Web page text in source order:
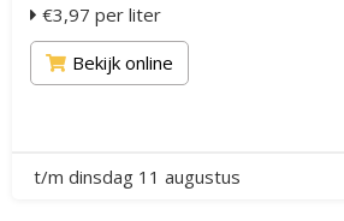
€3,97 per liter
Bekijk online
t/m dinsdag 11 augustus